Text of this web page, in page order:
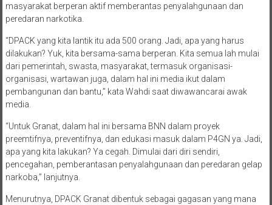
masyarakat berperan aktif memberantas penyalahgunaan dan
peredaran narkotika.
“DPACK yang kita lantik itu ada 500 orang. Jadi, apa yang harus
dilakukan? Yuk, kita bersama-sama berperan. Kita semua lah mulai
dari pemerintah, swasta, masyarakat, termasuk organisasi-
organisasi, wartawan juga, dalam hal ini media ikut dalam
pembangunan dan bantu,” kata Wahdi saat diwawancarai awak
media.
“Untuk Granat, dalam hal ini bersama BNN dalam proyek
preemtifnya, preventifnya, dan edukasi masuk dalam P4GN ya. Jadi,
apa yang kita lakukan? Ya cegah. Dimulai dari diri sendiri,
pencegahan, pemberantasan penyalahgunaan dan peredaran gelap
narkoba,” lanjutnya.
Menurutnya, DPACK Granat dibentuk sebagai gagasan yang mana